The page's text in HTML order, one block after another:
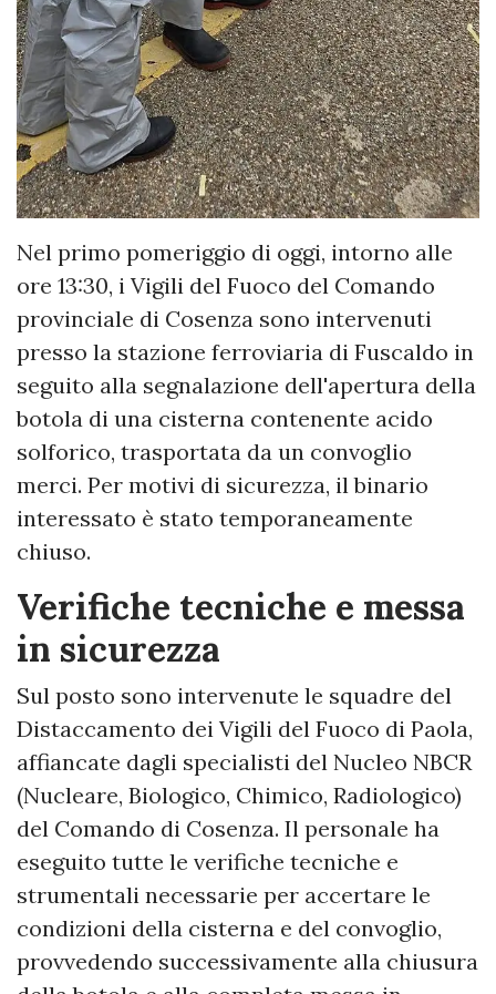
Nel primo pomeriggio di oggi, intorno alle
ore 13:30, i Vigili del Fuoco del Comando
provinciale di Cosenza sono intervenuti
presso la stazione ferroviaria di Fuscaldo in
seguito alla segnalazione dell'apertura della
botola di una cisterna contenente acido
solforico, trasportata da un convoglio
merci. Per motivi di sicurezza, il binario
interessato è stato temporaneamente
chiuso.
Verifiche tecniche e messa
in sicurezza
Sul posto sono intervenute le squadre del
Distaccamento dei Vigili del Fuoco di Paola,
affiancate dagli specialisti del Nucleo NBCR
(Nucleare, Biologico, Chimico, Radiologico)
del Comando di Cosenza. Il personale ha
eseguito tutte le verifiche tecniche e
strumentali necessarie per accertare le
condizioni della cisterna e del convoglio,
provvedendo successivamente alla chiusura